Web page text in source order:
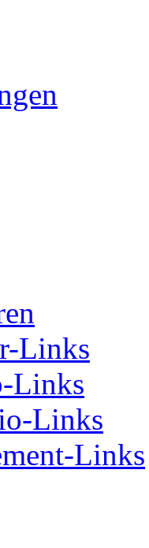
Links
Links
Links
Links